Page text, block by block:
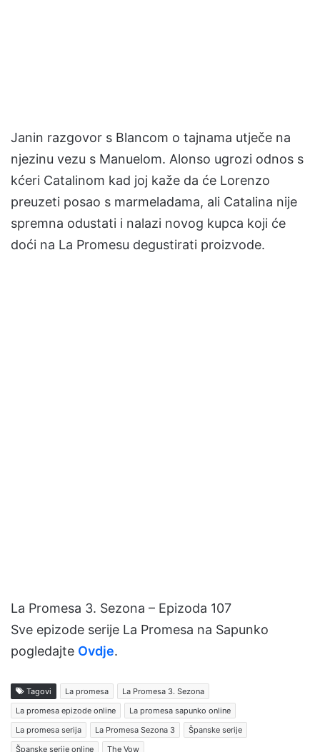
Janin razgovor s Blancom o tajnama utječe na
njezinu vezu s Manuelom. Alonso ugrozi odnos s
kćeri Catalinom kad joj kaže da će Lorenzo
preuzeti posao s marmeladama, ali Catalina nije
spremna odustati i nalazi novog kupca koji će
doći na La Promesu degustirati proizvode.
La Promesa 3. Sezona – Epizoda 107
Sve epizode serije La Promesa na Sapunko
pogledajte Ovdje.
Tagovi La promesa
La Promesa 3. Sezona
La promesa epizode online
La promesa sapunko online
La promesa serija
La Promesa Sezona 3
Španske serije
Španske serije online
The Vow